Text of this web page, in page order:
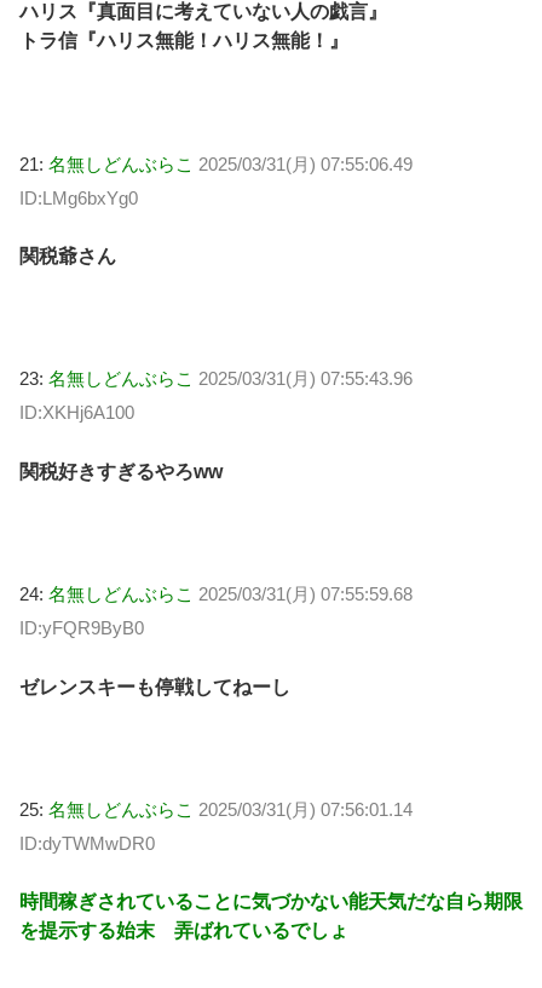
ハリス『真面目に考えていない人の戯言』
トラ信『ハリス無能！ハリス無能！』
21: 名無しどんぶらこ 2025/03/31(月) 07:55:06.49
ID:LMg6bxYg0
関税爺さん
23: 名無しどんぶらこ 2025/03/31(月) 07:55:43.96
ID:XKHj6A100
関税好きすぎるやろww
24: 名無しどんぶらこ 2025/03/31(月) 07:55:59.68
ID:yFQR9ByB0
ゼレンスキーも停戦してねーし
25: 名無しどんぶらこ 2025/03/31(月) 07:56:01.14
ID:dyTWMwDR0
時間稼ぎされていることに気づかない能天気だな自ら期限
を提示する始末 弄ばれているでしょ